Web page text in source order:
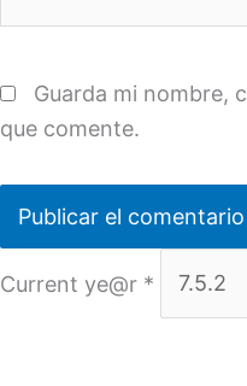
Guarda mi nombre,
que comente.
Current ye@r *